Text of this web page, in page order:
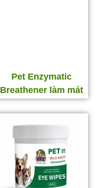
Pet Enzymatic
Breathener làm mát